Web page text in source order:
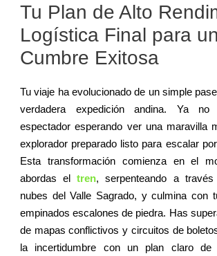
Tu Plan de Alto
Logística Final para
Cumbre Exitosa
Tu viaje ha evolucionado de un simple
verdadera expedición andina. Ya
espectador esperando ver una maravilla
explorador preparado listo para escalar
Esta transformación comienza en el
abordas eltren, serpenteando a
nubes del Valle Sagrado, y culmina con
empinados escalones de piedra. Has
de mapas conflictivos y circuitos de
la incertidumbre con un plan claro